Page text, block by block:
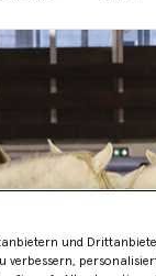
the Horse: The
und
verbessern,